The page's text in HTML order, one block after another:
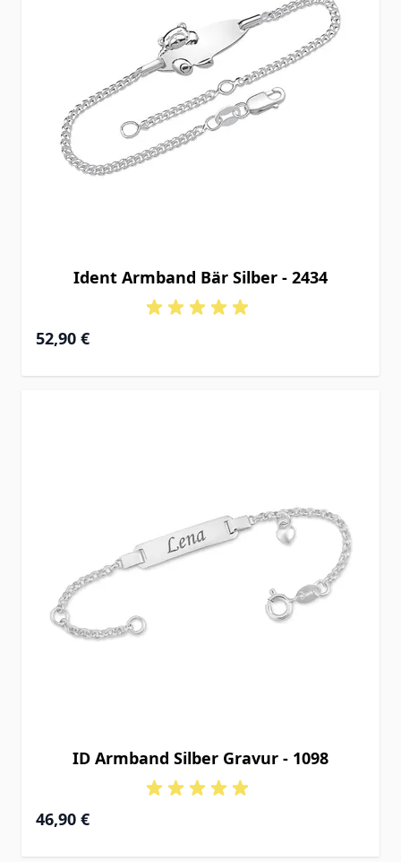
Ident Armband Bär Silber - 2434
52,90 €
ID Armband Silber Gravur - 1098
Ab
46,90 €